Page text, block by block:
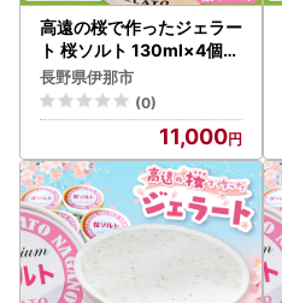
高遠の桜で作ったジェラー
ト 桜ソルト 130ml×4個【
011-a4】
長野県伊那市
(0)
11,000